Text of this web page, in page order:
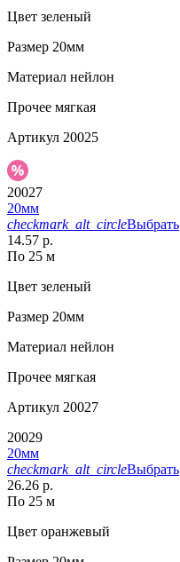
Цвет зеленый
Размер 20мм
Материал нейлон
Прочее мягкая
Артикул 20025
20027
20мм
checkmark_alt_circleВыбрать
14.57 р.
По 25 м
Цвет зеленый
Размер 20мм
Материал нейлон
Прочее мягкая
Артикул 20027
20029
20мм
checkmark_alt_circleВыбрать
26.26 р.
По 25 м
Цвет оранжевый